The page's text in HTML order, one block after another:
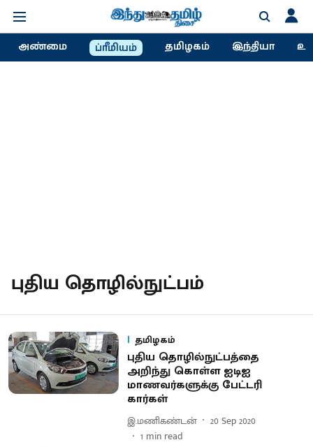
அண்மை ப்ரீமியம் தமிழகம் இந்தியா
புதிய தொழில்நுட்பம்
தமிழகம்
புதிய தொழில்நுட்பத்தை
அறிந்து கொள்ள ஐடிஐ
மாணவர்களுக்கு பேட்டரி
கார்கள்
இ.மணிகண்டன்
20 Sep 2020
1 min read